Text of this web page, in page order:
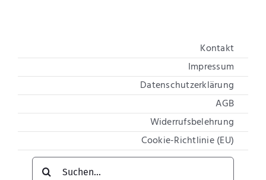
Kontakt
Impressum
Datenschutzerklärung
AGB
Widerrufsbelehrung
Cookie-Richtlinie (EU)
Suche
nach: